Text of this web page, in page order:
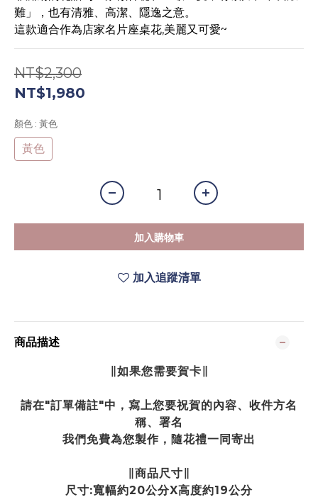
難」，也有清雅、高潔、隱逸之意。
這款適合作為店家名片座桌花,美麗又可愛~
NT$2,300
NT$1,980
顏色 : 黃色
黃色
加入購物車
加入追蹤清單
商品描述
∥如果您需要賀卡∥
請在"訂單備註"中，寫上您要祝賀的內容、收件方名
稱、署名
我們免費為您製作，隨花禮一同寄出
∥商品尺寸∥
尺寸:寬幅約20公分X高度約19公分